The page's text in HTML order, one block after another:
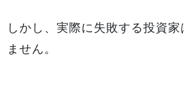
しかし、実際に失敗する投資家
ません。